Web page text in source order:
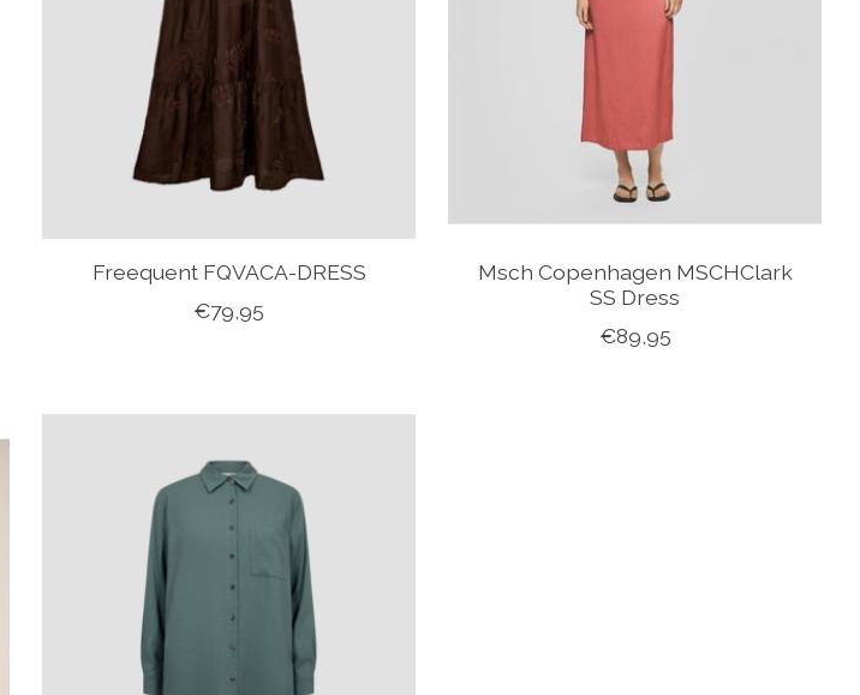
Freequent FQVACA-DRESS
€79,95
Msch Copenhagen MSCHClark
SS Dress
€89,95